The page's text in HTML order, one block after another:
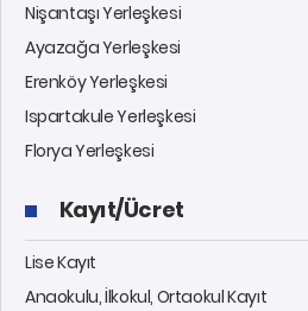
Nişantaşı Yerleşkesi
Ayazağa Yerleşkesi
Erenköy Yerleşkesi
Ispartakule Yerleşkesi
Florya Yerleşkesi
Kayıt/Ücret
Lise Kayıt
Anaokulu, İlkokul, Ortaokul Kayıt